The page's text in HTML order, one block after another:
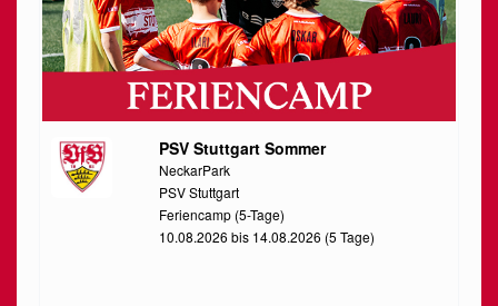
PSV Stuttgart Sommer
NeckarPark
PSV Stuttgart
Feriencamp (5-Tage)
10.08.2026 bis 14.08.2026 (5 Tage)